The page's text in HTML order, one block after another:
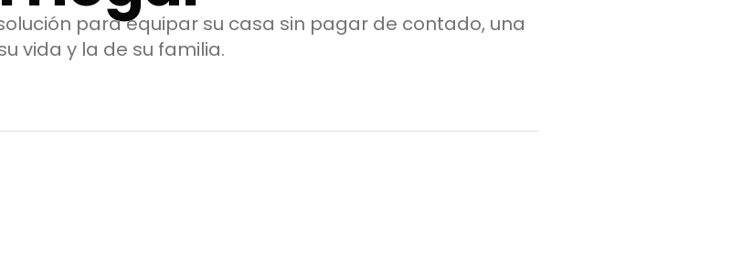
para equipar su casa sin pagar de contado, una
vida y la de su familia.